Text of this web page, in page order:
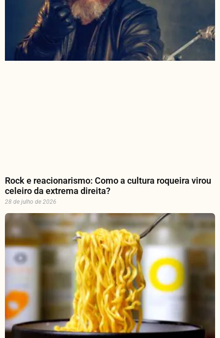
Rock e reacionarismo: Como a cultura roqueira virou
celeiro da extrema direita?
28 de julho de 2026